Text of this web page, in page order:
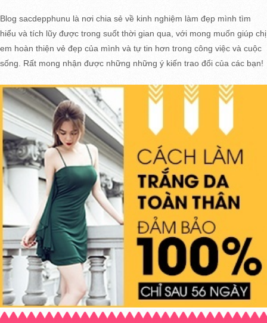
Blog sacdepphunu là nơi chia sẻ về kinh nghiệm làm đẹp mình tìm
hiểu và tích lũy được trong suốt thời gian qua, với mong muốn giúp chị
em hoàn thiện vẻ đẹp của mình và tự tin hơn trong công việc và cuộc
sống. Rất mong nhận được những những ý kiến trao đổi của các bạn!